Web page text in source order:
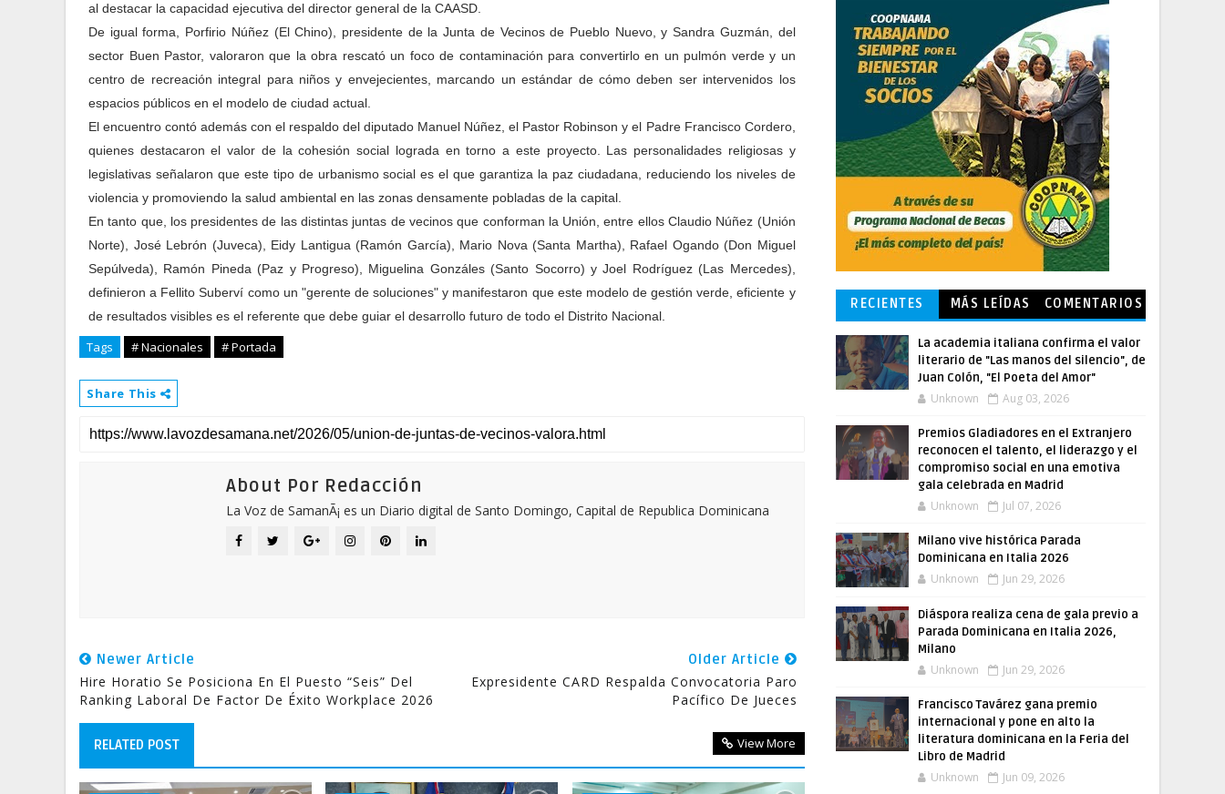
al destacar la capacidad ejecutiva del director general de la CAASD.
De igual forma, Porfirio Núñez (El Chino), presidente de la Junta de Vecinos de Pueblo Nuevo, y Sandra Guzmán, del
sector Buen Pastor, valoraron que la obra rescató un foco de contaminación para convertirlo en un pulmón verde y un
centro de recreación integral para niños y envejecientes, marcando un estándar de cómo deben ser intervenidos los
espacios públicos en el modelo de ciudad actual.
El encuentro contó además con el respaldo del diputado Manuel Núñez, el Pastor Robinson y el Padre Francisco Cordero,
quienes destacaron el valor de la cohesión social lograda en torno a este proyecto. Las personalidades religiosas y
legislativas señalaron que este tipo de urbanismo social es el que garantiza la paz ciudadana, reduciendo los niveles de
violencia y promoviendo la salud ambiental en las zonas densamente pobladas de la capital.
En tanto que, los presidentes de las distintas juntas de vecinos que conforman la Unión, entre ellos Claudio Núñez (Unión
Norte), José Lebrón (Juveca), Eidy Lantigua (Ramón García), Mario Nova (Santa Martha), Rafael Ogando (Don Miguel
Sepúlveda), Ramón Pineda (Paz y Progreso), Miguelina Gonzáles (Santo Socorro) y Joel Rodríguez (Las Mercedes),
definieron a Fellito Suberví como un "gerente de soluciones" y manifestaron que este modelo de gestión verde, eficiente y
de resultados visibles es el referente que debe guiar el desarrollo futuro de todo el Distrito Nacional.
Tags # Nacionales # Portada
Share This
About Por Redacción
La Voz de SamanÃ¡ es un Diario digital de Santo Domingo, Capital de Republica Dominicana
Newer Article
Hire Horatio Se Posiciona En El Puesto “Seis” Del
Ranking Laboral De Factor De Éxito Workplace 2026
Older Article
Expresidente CARD Respalda Convocatoria Paro
Pacífico De Jueces
RELATED POST View More
RECIENTES MÁS LEÍDAS COMENTARIOS
La academia italiana confirma el valor
literario de "Las manos del silencio", de
Juan Colón, "El Poeta del Amor"
Unknown Aug 03, 2026
Premios Gladiadores en el Extranjero
reconocen el talento, el liderazgo y el
compromiso social en una emotiva
gala celebrada en Madrid
Unknown Jul 07, 2026
Milano vive histórica Parada
Dominicana en Italia 2026
Unknown Jun 29, 2026
Diáspora realiza cena de gala previo a
Parada Dominicana en Italia 2026,
Milano
Unknown Jun 29, 2026
Francisco Tavárez gana premio
internacional y pone en alto la
literatura dominicana en la Feria del
Libro de Madrid
Unknown Jun 09, 2026